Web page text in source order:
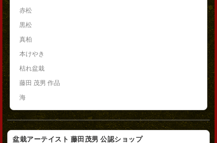
赤松
黒松
真柏
本けやき
枯れ盆栽
藤田 茂男 作品
海
盆栽アーテイスト 藤田茂男 公認ショップ